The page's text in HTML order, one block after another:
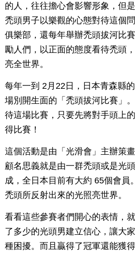
的人，往往擔心會影響形象，但
禿頭男子以樂觀的心態對待這個
俱樂部，還每年舉辦禿頭拔河比
勵人們，以正面的態度看待禿頭
亮全世界。
每年一到 2月22日，日本青森縣
場別開生面的「禿頭拔河比賽」
待這場比賽，只要先將對手頭上
得比賽！
這個活動是由「光滑會」主辦策
顧名思義就是由一群禿頭或是光
成，全日本目前有大約 65個會員
禿頭所反射出來的光照亮世界。
看看這些參賽者們開心的表情，
了多少的光頭男建立信心，讓大
種困擾。而且贏得了冠軍還能獲得